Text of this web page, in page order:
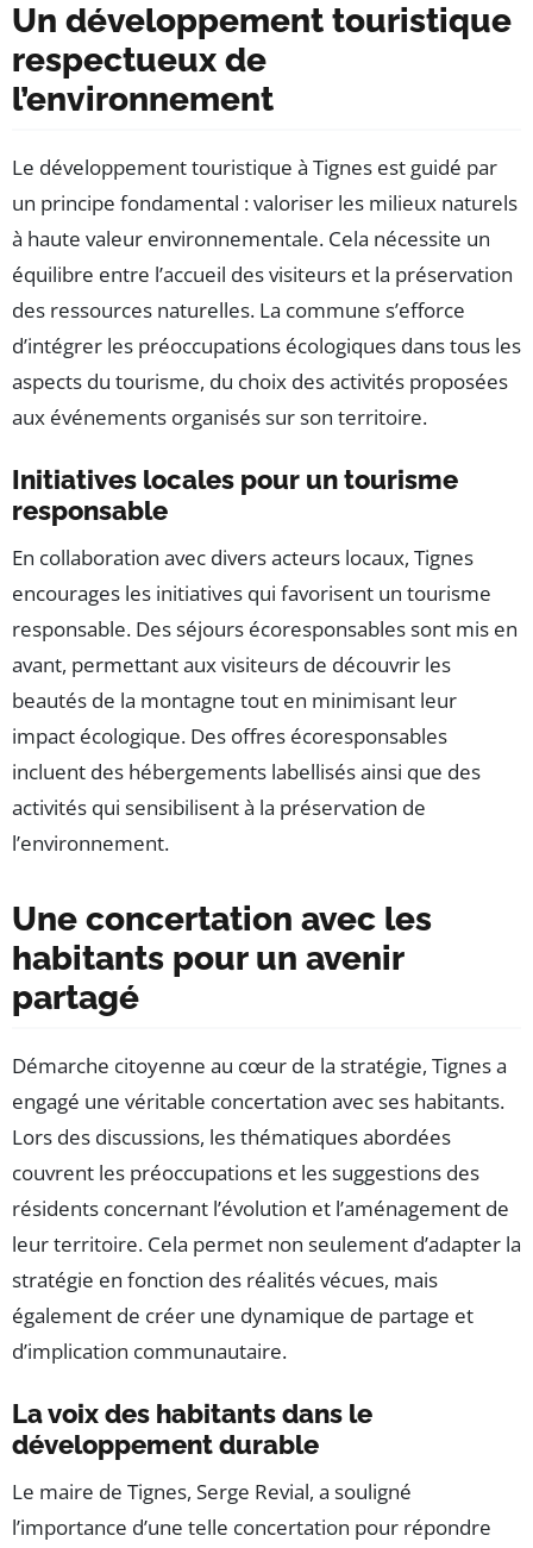
Un développement touristique
respectueux de
l’environnement
Le développement touristique à Tignes est guidé par
un principe fondamental : valoriser les milieux naturels
à haute valeur environnementale. Cela nécessite un
équilibre entre l’accueil des visiteurs et la préservation
des ressources naturelles. La commune s’efforce
d’intégrer les préoccupations écologiques dans tous les
aspects du tourisme, du choix des activités proposées
aux événements organisés sur son territoire.
Initiatives locales pour un tourisme
responsable
En collaboration avec divers acteurs locaux, Tignes
encourages les initiatives qui favorisent un tourisme
responsable. Des séjours écoresponsables sont mis en
avant, permettant aux visiteurs de découvrir les
beautés de la montagne tout en minimisant leur
impact écologique. Des offres écoresponsables
incluent des hébergements labellisés ainsi que des
activités qui sensibilisent à la préservation de
l’environnement.
Une concertation avec les
habitants pour un avenir
partagé
Démarche citoyenne au cœur de la stratégie, Tignes a
engagé une véritable concertation avec ses habitants.
Lors des discussions, les thématiques abordées
couvrent les préoccupations et les suggestions des
résidents concernant l’évolution et l’aménagement de
leur territoire. Cela permet non seulement d’adapter la
stratégie en fonction des réalités vécues, mais
également de créer une dynamique de partage et
d’implication communautaire.
La voix des habitants dans le
développement durable
Le maire de Tignes, Serge Revial, a souligné
l’importance d’une telle concertation pour répondre